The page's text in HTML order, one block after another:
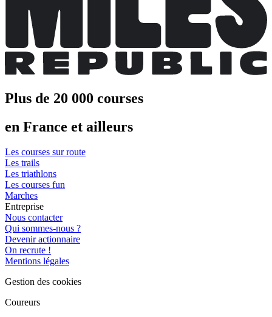
Plus de 20 000 courses
en France et ailleurs
Les courses sur route
Les trails
Les triathlons
Les courses fun
Marches
Entreprise
Nous contacter
Qui sommes-nous ?
Devenir actionnaire
On recrute !
Mentions légales
Gestion des cookies
Coureurs